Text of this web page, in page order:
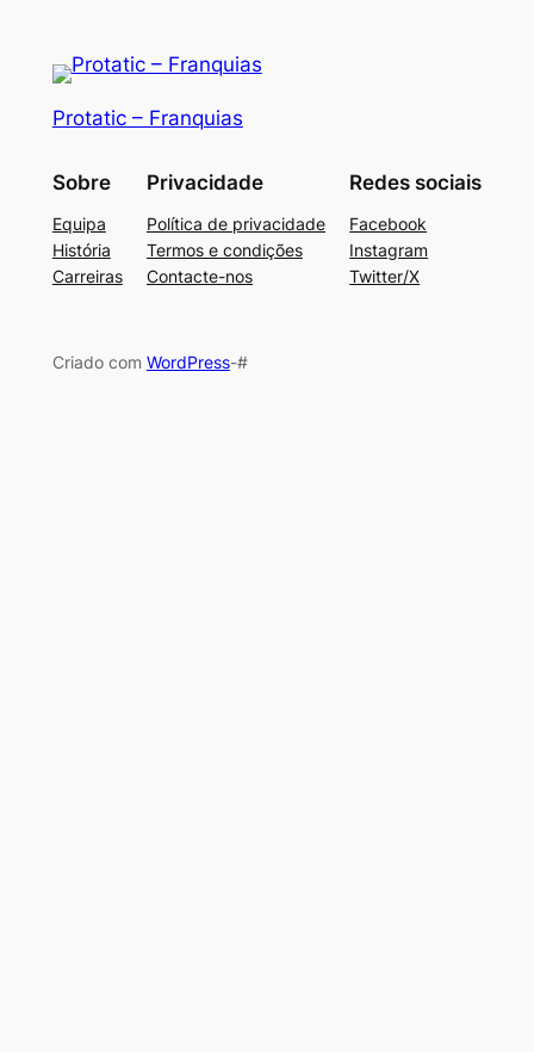
Protatic – Franquias
Sobre
Equipa
História
Carreiras
Privacidade
Política de privacidade
Termos e condições
Contacte-nos
Redes sociais
Facebook
Instagram
Twitter/X
Criado com WordPress-#